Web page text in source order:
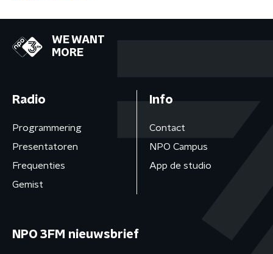
WE WANT
MORE
Radio
Programmering
Presentatoren
Frequenties
Gemist
Info
Contact
NPO Campus
App de studio
NPO 3FM nieuwsbrief